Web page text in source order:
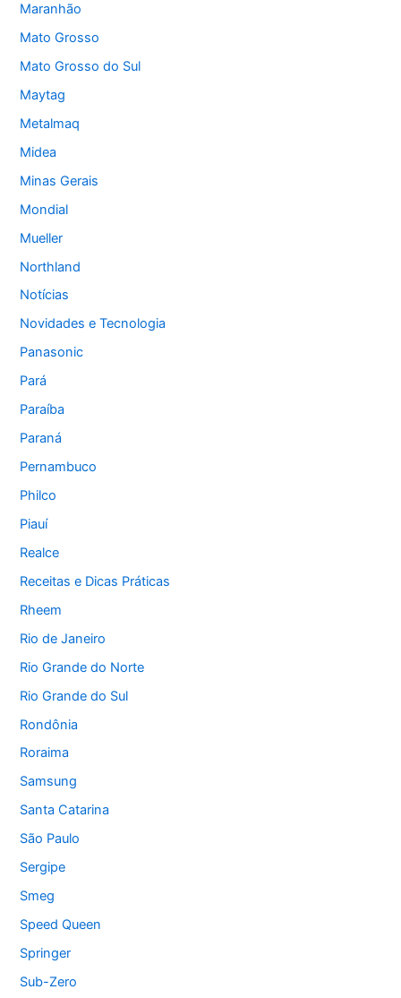
Maranhão
Mato Grosso
Mato Grosso do Sul
Maytag
Metalmaq
Midea
Minas Gerais
Mondial
Mueller
Northland
Notícias
Novidades e Tecnologia
Panasonic
Pará
Paraíba
Paraná
Pernambuco
Philco
Piauí
Realce
Receitas e Dicas Práticas
Rheem
Rio de Janeiro
Rio Grande do Norte
Rio Grande do Sul
Rondônia
Roraima
Samsung
Santa Catarina
São Paulo
Sergipe
Smeg
Speed Queen
Springer
Sub-Zero